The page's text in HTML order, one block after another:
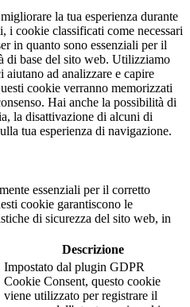
la tua esperienza durante
i cookie classificati come necessari
in quanto sono essenziali per il
di base del sito web. Utilizziamo
ad analizzare e capire
cookie verranno memorizzati
Hai anche la possibilità di
la disattivazione di alcuni di
tua esperienza di navigazione.
essenziali per il corretto
cookie garantiscono le
di sicurezza del sito web, in
Descrizione
Impostato dal plugin GDPR
Cookie Consent, questo cookie
viene utilizzato per registrare il